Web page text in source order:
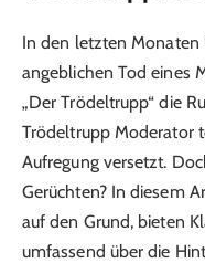
In den letzten Monaten
angeblichen Tod eines
„Der Trödeltrupp“ die
Trödeltrupp Moderator
Aufregung versetzt.
Gerüchten? In diesem
auf den Grund, bieten
umfassend über die